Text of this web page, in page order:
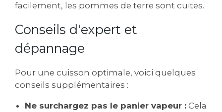
facilement, les pommes de terre sont cuites.
Conseils d'expert et
dépannage
Pour une cuisson optimale, voici quelques
conseils supplémentaires :
Ne surchargez pas le panier vapeur : Cela